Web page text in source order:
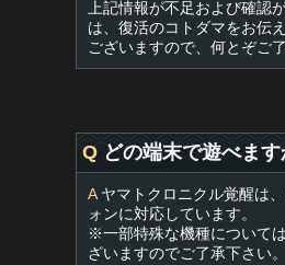
上記情報が不足および確認
は、復活のコトダマをお伝
ございますので、何とぞご
Q どの端末で遊べます
Aヤマトクロニクル覚醒は
ォンに対応しています。
※一部特殊な機種について
ざいますのでご了承下さい。